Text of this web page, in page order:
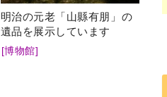
明治の元老「山縣有朋」の
遺品を展示しています
[博物館]